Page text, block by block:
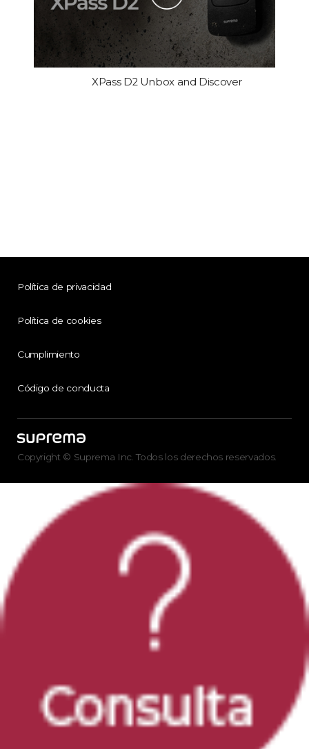
XPass D2 Unbox and Discover
Política de privacidad
Política de cookies
Cumplimiento
Código de conducta
Copyright © Suprema Inc. Todos los derechos reservados.